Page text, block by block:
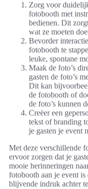
Zorg voor
fotobooth met
bedienen. Dit
wat ze moeten
Bevorder
fotobooth te
leuke, spontane
Maak de foto’s
gasten de foto’s
Dit kan
de fotobooth of
de foto’s kunnen
Creëer een
tekst of branding
je gasten je event
Met deze verschillende
ervoor zorgen dat je
mooie herinneringen
fotobooth aan je event is
blijvende indruk achter